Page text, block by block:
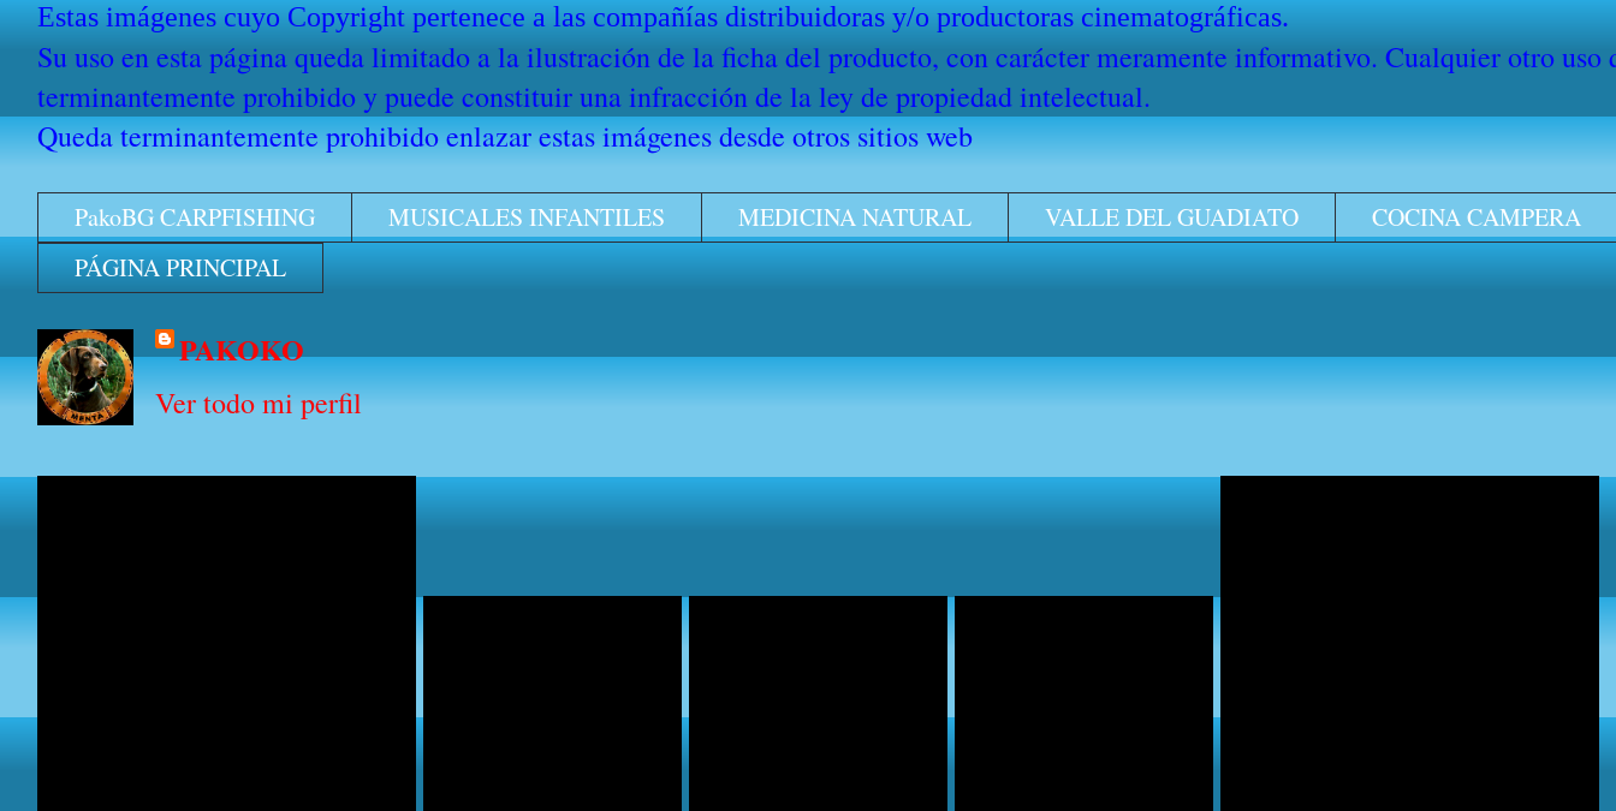
Estas imágenes cuyo Copyright pertenece a las compañías distribuidoras y/o productoras cinematográficas.
Su uso en esta página queda limitado a la ilustración de la ficha del producto, con carácter meramente informativo. Cualquier otro uso
terminantemente prohibido y puede constituir una infracción de la ley de propiedad intelectual.
Queda terminantemente prohibido enlazar estas imágenes desde otros sitios web
PakoBG CARPFISHING MUSICALES INFANTILES MEDICINA NATURAL VALLE DEL GUADIATO
COCINA CAMPERA
PÁGINA PRINCIPAL
PAKOKO
Ver todo mi perfil